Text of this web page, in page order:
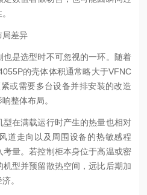
差异
是选型时不可忽视的一环。随着
的壳体体积通常略大于VFNC
或需要多台设备并排安装的改造
整体布局。
在满载运行时产生的热量也相对
道走向以及周围设备的热敏感程
考量。若控制柜本身位于高温或密
型并预留散热空间，远比后期加
。